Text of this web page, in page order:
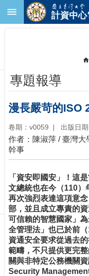
跳到主要內容區塊
首
頁
臺
大
首
頁
計
中
頁
聯
絡
資
訊
訂
閱/
取
消
計資中
專題報導
漫長嚴苛的ISO
卷期：v0059 出版日
作者：陳淑萍 / 臺灣大
幹事
「資安即國安」！這
文總統也在今（110）
再次強烈表達這項意
部，並且成立專責的
可信賴的智慧國家」
全管理法」也已於前
資通安全要求從過去
範疇，不只提供更完
關與非特定公務機關
Security